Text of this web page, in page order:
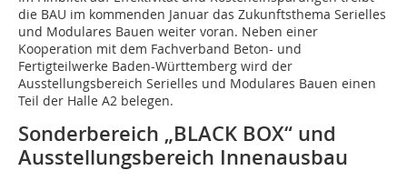
die BAU im kommenden Januar das Zukunftsthema Serielles
und Modulares Bauen weiter voran. Neben einer
Kooperation mit dem Fachverband Beton- und
Fertigteilwerke Baden-Württemberg wird der
Ausstellungsbereich Serielles und Modulares Bauen einen
Teil der Halle A2 belegen.
Sonderbereich „BLACK BOX“ und
Ausstellungsbereich Innenausbau